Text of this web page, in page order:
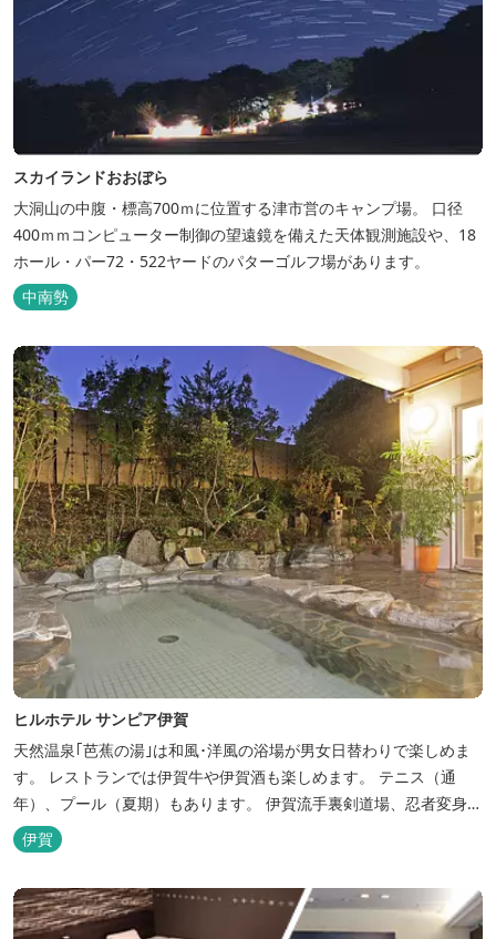
スカイランドおおぼら
大洞山の中腹・標高700ｍに位置する津市営のキャンプ場。 口径
400ｍｍコンピューター制御の望遠鏡を備えた天体観測施設や、18
ホール・パー72・522ヤードのパターゴルフ場があります。
中南勢
ヒルホテル サンピア伊賀
天然温泉｢芭蕉の湯｣は和風･洋風の浴場が男女日替わりで楽しめま
す。 レストランでは伊賀牛や伊賀酒も楽しめます。 テニス（通
年）、プール（夏期）もあります。 伊賀流手裏剣道場、忍者変身処
を常設しております。 ★ＨＰが新しくなりました！
http://www.hh-sunpia-iga.co.jp ※日替わりランチ、日替わり薬湯
などがタイムリーにチェックできます。
伊賀